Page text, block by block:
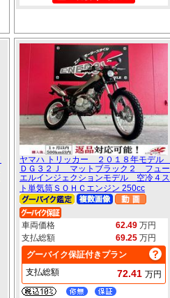
ヤマハ トリッカー ２０１８年モデル
ＤＧ３２Ｊ マットブラック２ フュー
エルインジェクションモデル 空冷４ス
ト単気筒ＳＯＨＣエンジン 250cc
車両価格 62.49 万円
支払総額
69.25 万円
グーバイク保証付きプラン
支払総額
72.41 万円